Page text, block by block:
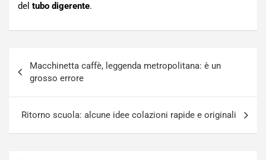
del tubo digerente.
articoli
Macchinetta caffè, leggenda metropolitana: è un
grosso errore
Ritorno scuola: alcune idee colazioni rapide e originali